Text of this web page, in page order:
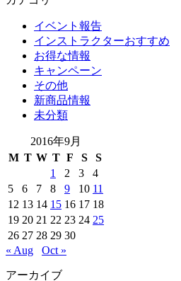
イベント報告
インストラクターおすすめ
お得な情報
キャンペーン
その他
新商品情報
未分類
2016年9月
M T W T F S
S
1
2 3
4
5
6 7 8 9 10 11
12 13 14 15 16 17 18
19 20 21 22 23 24 25
26 27 28 29 30
« Aug
Oct »
アーカイブ